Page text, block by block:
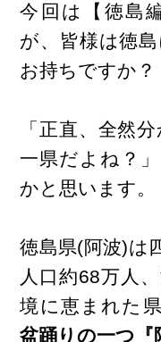
今回は【徳島
が、皆様は徳
お持ちですか？
「正直、全然
一県だよね？
かと思います。
徳島県(阿波)は
人口約68万人
境に恵まれた
盆踊りの一つ『